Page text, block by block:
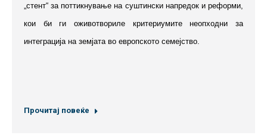
„стент“ за поттикнување на суштински напредок и реформи,
кои би ги оживотвориле критериумите неопходни за
интеграција на земјата во европското семејство.
Прочитај повеќе